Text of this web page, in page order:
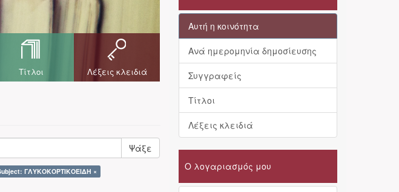
Τίτλοι Λέξεις κλειδιά
Ψάξε
ΓΛΥΚΟΚΟΡΤΙΚΟΕΙΔΗ ×
Αυτή η κοινότητα
Ανά ημερομηνία δημοσίευσης
Συγγραφείς
Τίτλοι
Λέξεις κλειδιά
Ο λογαριασμός μου